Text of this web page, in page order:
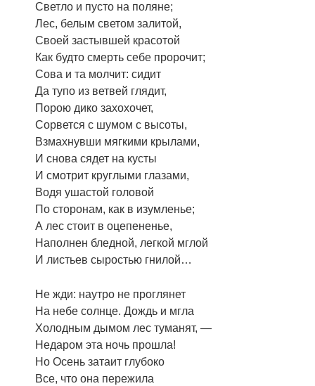
Светло и пусто на поляне;
Лес, белым светом залитой,
Своей застывшей красотой
Как будто смерть себе пророчит;
Сова и та молчит: сидит
Да тупо из ветвей глядит,
Порою дико захохочет,
Сорвется с шумом с высоты,
Взмахнувши мягкими крылами,
И снова сядет на кусты
И смотрит круглыми глазами,
Водя ушастой головой
По сторонам, как в изумленье;
А лес стоит в оцепененье,
Наполнен бледной, легкой мглой
И листьев сыростью гнилой…
Не жди: наутро не проглянет
На небе солнце. Дождь и мгла
Холодным дымом лес туманят, —
Недаром эта ночь прошла!
Но Осень затаит глубоко
Все, что она пережила